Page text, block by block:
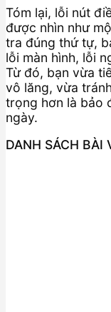
Tóm lại, lỗi nút
được nhìn như
tra đúng thứ tự,
lỗi màn hình, lỗi
Từ đó, bạn vừa
vô lăng, vừa
trọng hơn là bảo
ngày.
DANH SÁCH BÀI